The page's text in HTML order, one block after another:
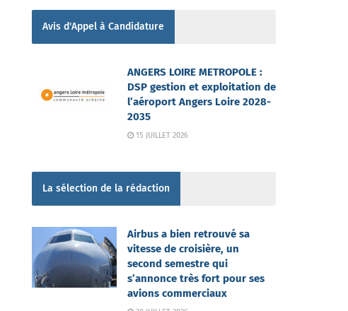
Avis d'Appel à Candidature
ANGERS LOIRE METROPOLE :
DSP gestion et exploitation de
l’aéroport Angers Loire 2028-
2035
15 JUILLET 2026
La sélection de la rédaction
Airbus a bien retrouvé sa
vitesse de croisière, un
second semestre qui
s’annonce très fort pour ses
avions commerciaux